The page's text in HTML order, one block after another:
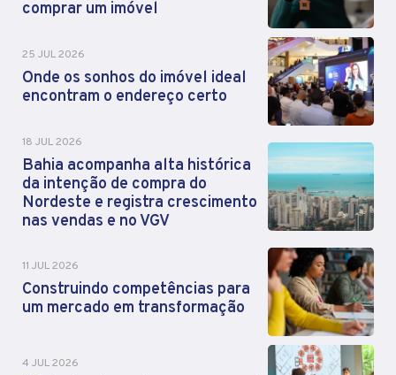
comprar um imóvel
25 JUL 2026
Onde os sonhos do imóvel ideal
encontram o endereço certo
18 JUL 2026
Bahia acompanha alta histórica
da intenção de compra do
Nordeste e registra crescimento
nas vendas e no VGV
11 JUL 2026
Construindo competências para
um mercado em transformação
4 JUL 2026